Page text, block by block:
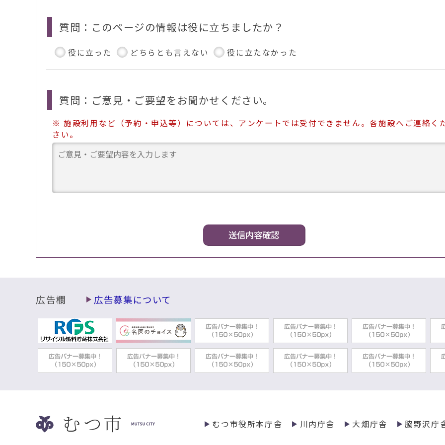
質問：このページの情報は役に立ちましたか？
役に立った どちらとも言えない 役に立たなかった
質問：ご意見・ご要望をお聞かせください。
※ 施設利用など（予約・申込等）については、アンケートでは受付できません。各施設へご連絡く
さい。
広告欄 広告募集について
むつ市役所本庁舎 川内庁舎 大畑庁舎 脇野沢庁